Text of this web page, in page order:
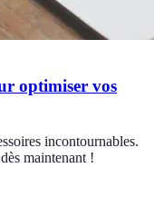
optimiser vos
incontournables.
maintenant !